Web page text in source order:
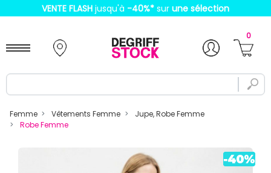
VENTE FLASH jusqu'à -40%* sur une sélection
0
Femme Vêtements Femme
Jupe, Robe Femme
Robe Femme